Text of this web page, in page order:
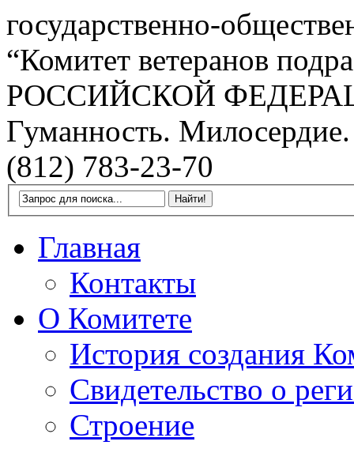
государственно-
“Комитет ветеранов
РОССИЙСКОЙ
Гуманность.
(812) 783-23-70
Главная
Контакты
О Комитете
История создания
Свидетельство о
Строение